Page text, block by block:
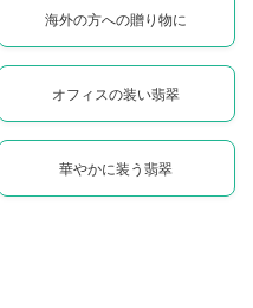
海外の方への贈り物に
オフィスの装い翡翠
華やかに装う翡翠